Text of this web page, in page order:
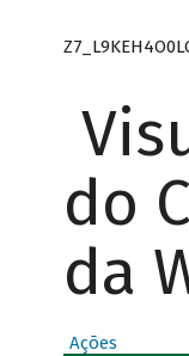
do
da
Ações